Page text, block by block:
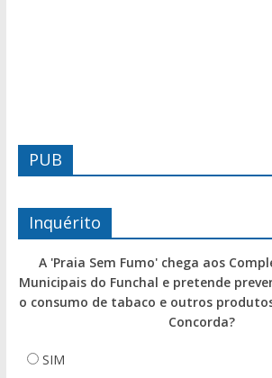
PUB
Inquérito
A 'Praia Sem Fumo' chega aos
Municipais do Funchal e pretende
o consumo de tabaco e outros
Concorda?
SIM